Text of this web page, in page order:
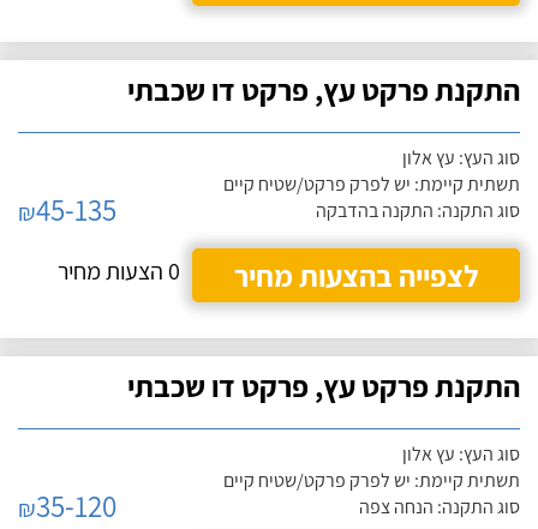
התקנת פרקט עץ, פרקט דו שכבתי
סוג העץ: עץ אלון
תשתית קיימת: יש לפרק פרקט/שטיח קיים
סוג התקנה: התקנה בהדבקה
₪45-135
לצפייה בהצעות מחיר
0 הצעות מחיר
התקנת פרקט עץ, פרקט דו שכבתי
סוג העץ: עץ אלון
תשתית קיימת: יש לפרק פרקט/שטיח קיים
סוג התקנה: הנחה צפה
₪35-120